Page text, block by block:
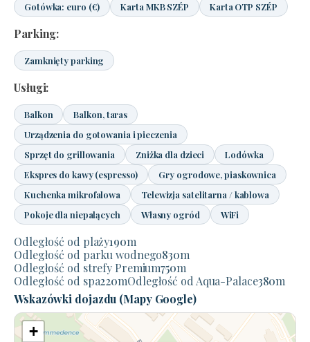
Gotówka: euro (€)
Karta MKB SZÉP Karta OTP SZÉP
Parking:
Zamknięty parking
Usługi:
Balkon
Balkon, taras
Urządzenia do gotowania i pieczenia
Sprzęt do grillowania
Zniżka dla dzieci
Lodówka
Ekspres do kawy (espresso)
Gry ogrodowe, piaskownica
Kuchenka mikrofalowa
Telewizja satelitarna / kablowa
Pokoje dla niepalących
Własny ogród WiFi
Odległość od plaży190m
Odległość od parku wodnego830m
Odległość od strefy Premium750m
Odległość od spa220mOdległość od Aqua-Palace380m
Wskazówki dojazdu (Mapy Google)
+